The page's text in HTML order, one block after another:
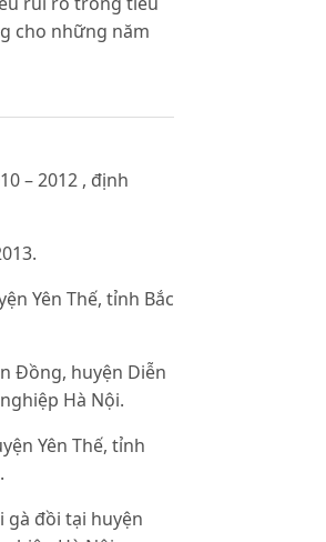
cho những năm
– 2012 , định
Yên Thế, tỉnh Bắc
Đồng, huyện Diễn
Hà Nội.
Yên Thế, tỉnh
gà đồi tại huyện